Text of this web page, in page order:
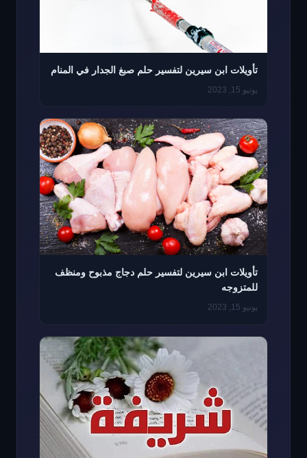
تأويلات ابن سيرين لتفسير حلم صبغ الجدار في المنام
يونيو 15, 2023
تأويلات ابن سيرين لتفسير حلم دجاج مذبوح ومنظف
للمتزوجه
يونيو 15, 2023